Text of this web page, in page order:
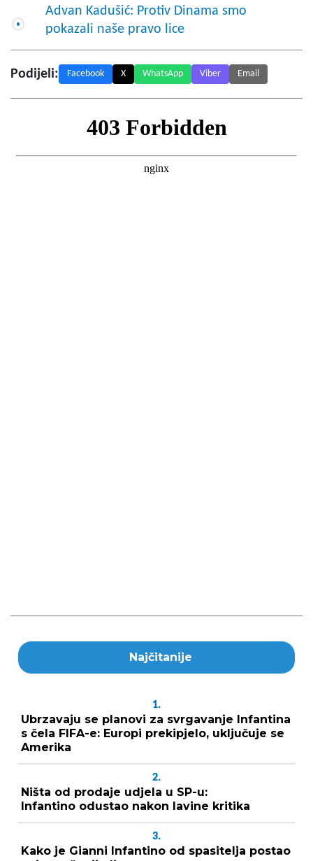
Advan Kadušić: Protiv Dinama smo
pokazali naše pravo lice
Podijeli: Facebook X WhatsApp Viber Email
Najčitanije
1.
Ubrzavaju se planovi za svrgavanje Infantina
s čela FIFA-e: Europi prekipjelo, uključuje se
Amerika
2.
Ništa od prodaje udjela u SP-u:
Infantino odustao nakon lavine kritika
3.
Kako je Gianni Infantino od spasitelja postao